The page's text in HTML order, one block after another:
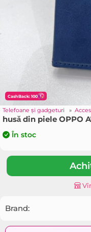
CashBack: 100
Telefoane și gadgeturi »
husă din piele OPPO
În stoc
Brand: